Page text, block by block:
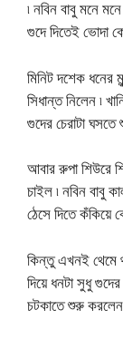
৷ নবিন বাবু মনে
গুদে দিতেই
মিনিট দশেক ধনের
সিধান্ত নিলেন ৷
গুদের চেরাটা
আবার রুপা শিউরে
চাইল ৷ নবিন বাবু
ঠেসে দিতে কঁকিয়ে
কিন্তু এখনই থেমে
দিয়ে ধনটা সুধু
চটকাতে শুরু করলেন